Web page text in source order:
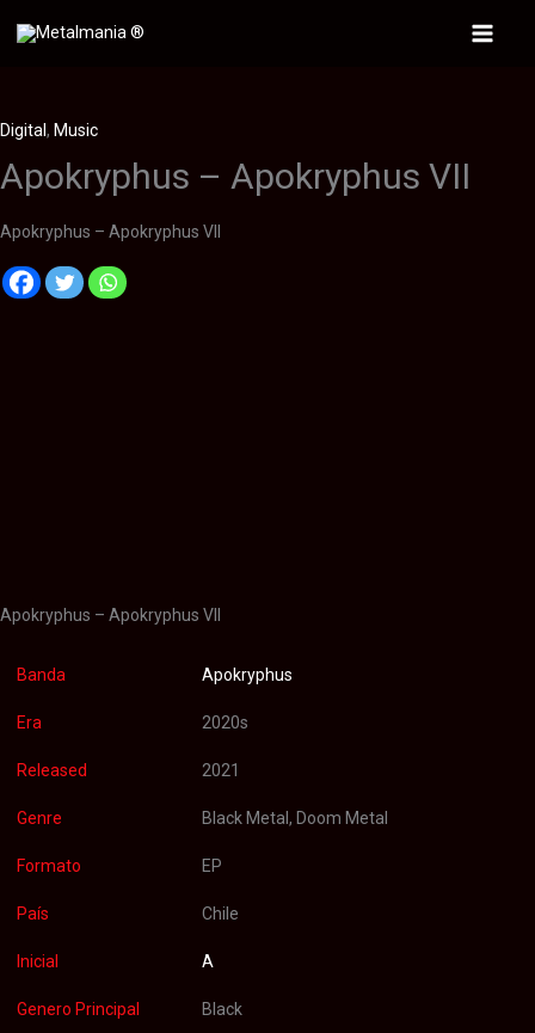
Main
Digital , Music
Apokryphus – Apokryphus VII
Apokryphus – Apokryphus VII
Apokryphus – Apokryphus VII
Banda Apokryphus
Era 2020s
Released 2021
Genre Black Metal, Doom Metal
Formato EP
País Chile
Inicial A
Genero Principal Black